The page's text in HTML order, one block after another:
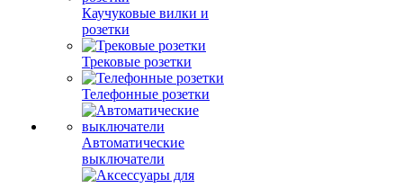
Каучуковые вилки и
розетки
Трековые розетки
Телефонные розетки
Автоматические
выключатели